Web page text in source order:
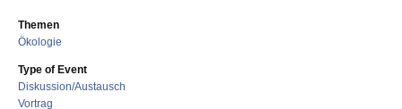
Themen
Ökologie
Type of Event
Diskussion/Austausch
Vortrag